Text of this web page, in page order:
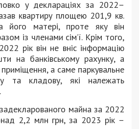
у деклараціях за 2022–
квартиру площею 201,9 кв.
матері, проте яку він
із членами сім’ї. Крім того,
рік він не вніс інформацію
на банківському рахунку, а
а саме паркувальне
та кладову, які належать
майна за 2022
2,2 млн грн, за 2023 рік –